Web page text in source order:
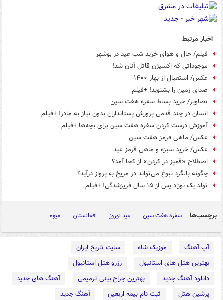
اخبار مرتبط
فیلم/ حال و هوای خرید شب عید در بوشهر
موجوداتی که اکسیژن قاتل آنان شد!
عکس/ استقبال از بهار ۱۴۰۰
صدای زمین را بشنوید! +فیلم
تصاویر/ خرید بساط سفره هفت سین
انسان در چند قدمی پرورش پستانداران بدون نیاز به مادر! +فیلم
آموزش درست کردن سفره هفت سین برای بچه‌ها +فیلم
عکس/ ماهی قرمز هفت سین
عکس/ خرید سبزه و ماهی قرمز‎ عید
اصطلاح «قمپز در کردن» از کجا آمد؟
چگونه بالگرد نبوغ می‌تواند در مریخ به پرواز درآید؟
تولد یک نوزاد پس از ۱۵ سال فریزشدگی! +فیلم
برچسب‌ها سفره هفت سین عید نوروز افغانستان میوه
آپ آهنگ موزیک شاه
سایت تاریخ ایران
بهترین هتل های استانبول
رزرو هتل استانبول
دانلود آهنگ جدید
بهترین جراح بینی ترمیمی
آهنگ های جدید
پرشین هتل
ثبت نام بیمه اربعین
آهنگ جدید